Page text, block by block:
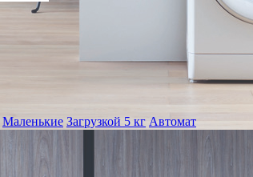
Маленькие Загрузкой 5 кг Автомат